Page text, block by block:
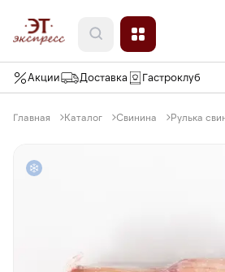
Акции Доставка Гастроклуб
Главная Каталог Свинина Рулька